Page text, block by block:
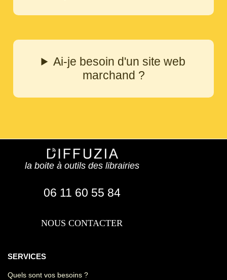
Ai-je besoin d'un site web
marchand ?
la boite à outils des librairies
06 11 60 55 84
NOUS CONTACTER
SERVICES
Quels sont vos besoins ?